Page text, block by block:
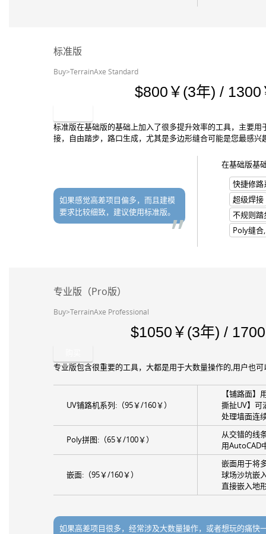
标准版
Buy>TerrainAxe Standard
800￥(3年) / 1300
标准版在基础版的基础上加入了很多提升效率的工具，主要
接，自由踏步，路口生成，尤其是多边形缝合可能是您最感兴
如果感觉高差项目偏多，而且建模
要求比较细致，建议使用标准版。
在基础版基
快捷修路
超级焊接
不规则踏
Poly缝合
专业版（Pro版）
Buy>TerrainAxe Professional
1050￥(3年) /
专业版包含很重要的工具，大都是用于大数量操作的,用户也
UV铺路机系列:（95￥/160￥）
【铺路面
撕扯UV】可
处理墙面连
Poly拼图:（65￥/100￥）
从交错的线
用AutoCAD
嵌面:（95￥/160￥）
嵌面用于将
球场沙坑嵌
直接嵌入地
如果高差项目很多，经常涉及大数量操作，或者想玩的痛快